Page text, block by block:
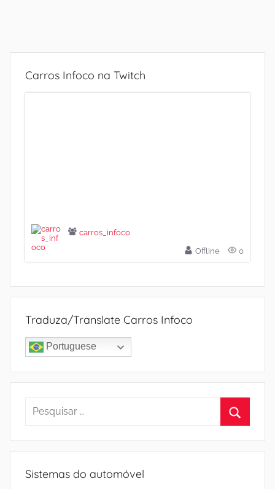
Carros Infoco na Twitch
carros_infoco
Offline
0
Traduza/Translate Carros Infoco
Portuguese
Pesquisar
Sistemas do automóvel